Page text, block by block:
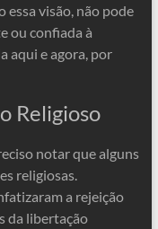
essa visão, não pode
ou confiada à
aqui e agora, por
Religioso
notar que alguns
religiosas.
a rejeição
da libertação